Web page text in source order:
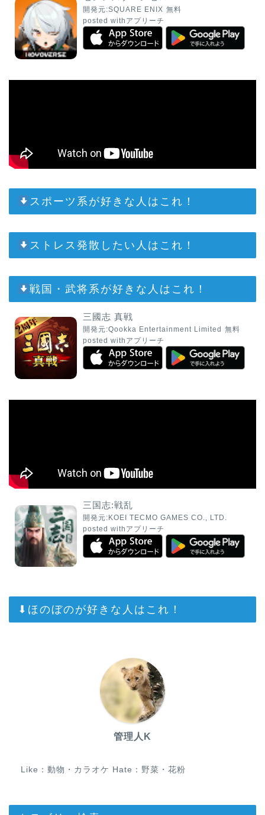
開発元:SQUARE ENIX 無料
posted with アプリーチ
スポーツ系が好きな人はこれ！
ストレス発散したい人はこれ！
戦国・武将系が好きな人はこれ！
三國志 真戦
開発元:Qookka Entertainment Limited 無料
posted with アプリーチ
三国志:戦乱
開発元: KOEI TECMO GAMES CO., LTD.
posted with アプリーチ
⬇︎ほのぼのが好きな人はこれ！
管理人K
Like：動物・カラオケ Hate：野菜・花粉